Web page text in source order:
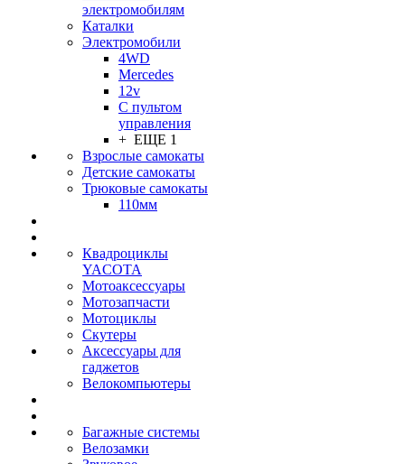
электромобилям
Каталки
Электромобили
4WD
Mercedes
12v
С пультом
управления
+ ЕЩЕ 1
Взрослые самокаты
Детские самокаты
Трюковые самокаты
110мм
Квадроциклы
YACOTA
Мотоаксессуары
Мотозапчасти
Мотоциклы
Скутеры
Аксессуары для
гаджетов
Велокомпьютеры
Багажные системы
Велозамки